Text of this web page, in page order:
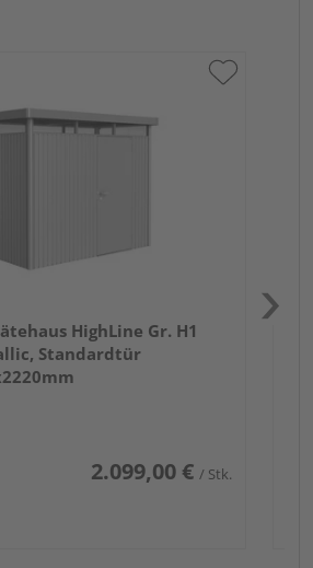
HighLine Gr. H1
Standardtür
2.099,00 € / Stk.